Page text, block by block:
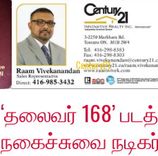
Century21
Friday, November 29,
‘தலைவர் 168’
நகைச்சுவை